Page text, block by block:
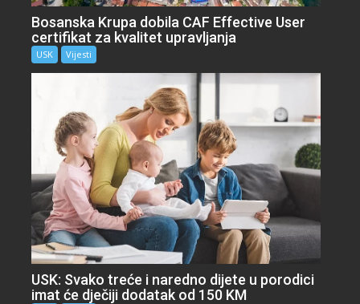
Bosanska Krupa dobila CAF Effective User
certifikat za kvalitet upravljanja
USK Vijesti
USK: Svako treće i naredno dijete u porodici
imat će dječiji dodatak od 150 KM